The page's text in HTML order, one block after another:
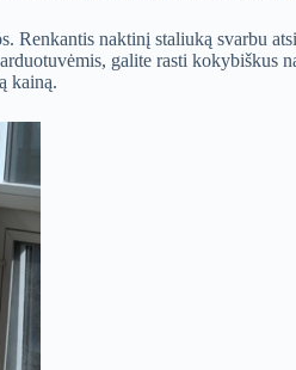
naktinį staliuką svarbu
galite rasti kokybiškus
kainą.